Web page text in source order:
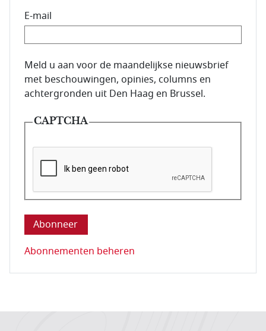
E-mail
E-mailadres van de abonnee.
Meld u aan voor de maandelijkse nieuwsbrief
met beschouwingen, opinies, columns en
achtergronden uit Den Haag en Brussel.
CAPTCHA
Deze vraag is om te controleren dat u een mens
Abonnementen beheren